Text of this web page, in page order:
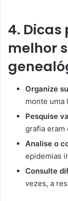
4.
melhor
Organize
monte uma
Pesquise
grafia eram
Analise o
epidemias
Consulte
vezes, a